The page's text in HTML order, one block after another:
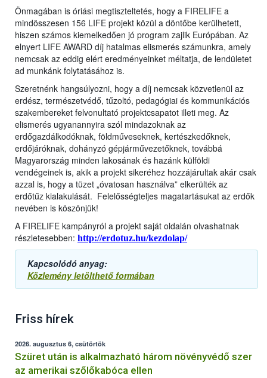
Önmagában is óriási megtiszteltetés, hogy a FIRELIFE a
mindösszesen 156 LIFE projekt közül a döntőbe kerülhetett,
hiszen számos kiemelkedően jó program zajlik Európában. Az
elnyert LIFE AWARD díj hatalmas elismerés számunkra, amely
nemcsak az eddig elért eredményeinket méltatja, de lendületet
ad munkánk folytatásához is.
Szeretnénk hangsúlyozni, hogy a díj nemcsak közvetlenül az
erdész, természetvédő, tűzoltó, pedagógiai és kommunikációs
szakembereket felvonultató projektcsapatot illeti meg. Az
elismerés ugyanannyira szól mindazoknak az
erdőgazdálkodóknak, földműveseknek, kertészkedőknek,
erdőjáróknak, dohányzó gépjárművezetőknek, továbbá
Magyarország minden lakosának és hazánk külföldi
vendégeinek is, akik a projekt sikeréhez hozzájárultak akár csak
azzal is, hogy a tüzet „óvatosan használva” elkerülték az
erdőtűz kialakulását. Felelősségteljes magatartásukat az erdők
nevében is köszönjük!
A FIRELIFE kampányról a projekt saját oldalán olvashatnak
részletesebben: http://erdotuz.hu/kezdolap/
Kapcsolódó anyag:
Közlemény letölthető formában
Friss hírek
2026. augusztus 6, csütörtök
Szüret után is alkalmazható három növényvédő szer
az amerikai szőlőkabóca ellen